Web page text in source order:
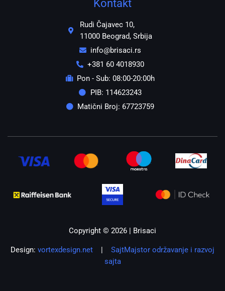
Kontakt
Rudi Čajavec 10,
11000 Beograd, Srbija
info@brisaci.rs
+381 60 4018930
Pon - Sub: 08:00-20:00h
PIB: 114623243
Matični Broj: 67723759
Copyright © 2026 | Brisaci
Design: vortexdesign.net | SajtMajstor održavanje i razvoj
sajta